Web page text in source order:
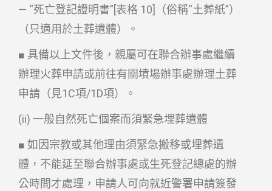
— “死亡登記證明書”[表格 10]（俗稱“土葬紙”）
（只適用於土葬遺體）。
■ 具備以上文件後，親屬可在聯合辦事處繼續
辦理火葬申請或前往有關墳場辦事處辦理土葬
申請（見1C項/1D項）。
(ii) 一般自然死亡個案而須緊急埋葬遺體
■ 如因宗教或其他理由須緊急搬移或埋葬遺
體，不能延至聯合辦事處或生死登記總處的辦
公時間才處理，申請人可向就近警署申請簽發